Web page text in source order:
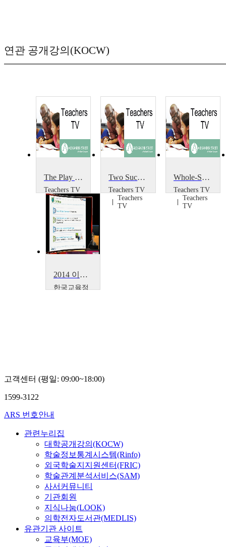
연관 공개강의(KOCW)
The Play Project
Teachers TV
Teachers
TV
Two Successful Projects
Teachers TV
Teachers
TV
Whole-School Portrait Project
Teachers TV
Teachers
TV
2014 이러닝 국제 콘퍼런스 : What is the Lessons from Education Support Project~
한국교육정
고객센터 (평일: 09:00~18:00)
1599-3122
ARS 번호안내
관련누리집
대학공개강의(KOCW)
학술정보통계시스템(Rinfo)
외국학술지지원센터(FRIC)
학술관계분석서비스(SAM)
사서커뮤니티
기관회원
지식나눔(LOOK)
의학전자도서관(MEDLIS)
유관기관 사이트
교육부(MOE)